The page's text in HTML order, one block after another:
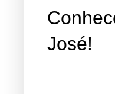
José!